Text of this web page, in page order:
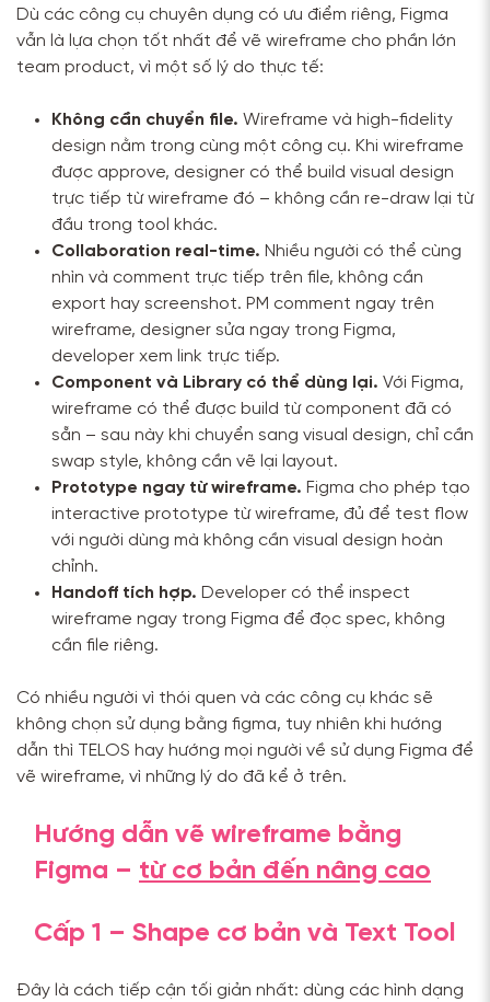
Dù các công cụ chuyên dụng có ưu điểm riêng, Figma
vẫn là lựa chọn tốt nhất để vẽ wireframe cho phần lớn
team product, vì một số lý do thực tế:
Không cần chuyển file. Wireframe và high-fidelity
design nằm trong cùng một công cụ. Khi wireframe
được approve, designer có thể build visual design
trực tiếp từ wireframe đó – không cần re-draw lại từ
đầu trong tool khác.
Collaboration real-time. Nhiều người có thể cùng
nhìn và comment trực tiếp trên file, không cần
export hay screenshot. PM comment ngay trên
wireframe, designer sửa ngay trong Figma,
developer xem link trực tiếp.
Component và Library có thể dùng lại. Với Figma,
wireframe có thể được build từ component đã có
sẵn – sau này khi chuyển sang visual design, chỉ cần
swap style, không cần vẽ lại layout.
Prototype ngay từ wireframe. Figma cho phép tạo
interactive prototype từ wireframe, đủ để test flow
với người dùng mà không cần visual design hoàn
chỉnh.
Handoff tích hợp. Developer có thể inspect
wireframe ngay trong Figma để đọc spec, không
cần file riêng.
Có nhiều người vì thói quen và các công cụ khác sẽ
không chọn sử dụng bằng figma, tuy nhiên khi hướng
dẫn thì TELOS hay hướng mọi người về sử dụng Figma để
vẽ wireframe, vì những lý do đã kể ở trên.
Hướng dẫn vẽ wireframe bằng
Figma – từ cơ bản đến nâng cao
Cấp 1 – Shape cơ bản và Text Tool
Đây là cách tiếp cận tối giản nhất: dùng các hình dạng